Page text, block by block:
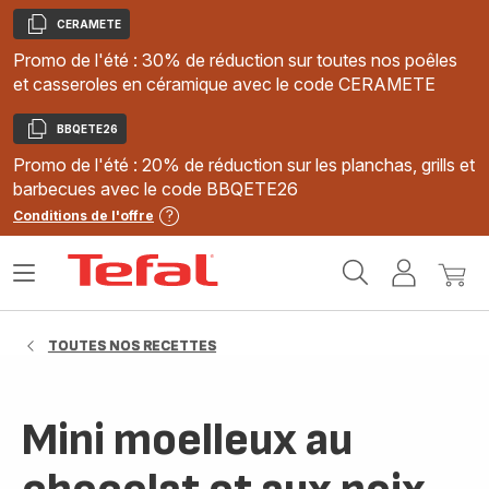
Copier
CERAMETE
Promo de l'été : 30% de réduction sur toutes nos poêles
et casseroles en céramique avec le code CERAMETE
Copier
BBQETE26
Promo de l'été : 20% de réduction sur les planchas, grills et
barbecues avec le code BBQETE26
Conditions de l'offre
MonMon
Ouvrir
TOUTES NOS RECETTES
Mini moelleux au